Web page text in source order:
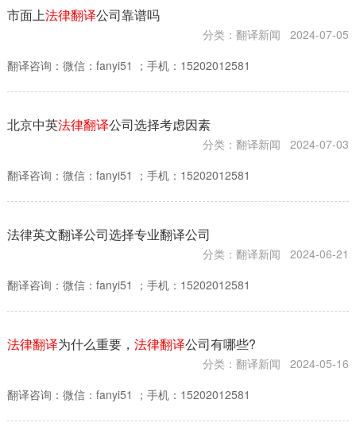
市面上法律翻译公司靠谱吗
分类：翻译新闻
2024-07-05
翻译咨询：微信：fanyi51 ；手机：15202012581
北京中英法律翻译公司选择考虑因素
分类：翻译新闻
2024-07-03
翻译咨询：微信：fanyi51 ；手机：15202012581
法律英文翻译公司选择专业翻译公司
分类：翻译新闻
2024-06-21
翻译咨询：微信：fanyi51 ；手机：15202012581
法律翻译为什么重要， 法律翻译公司有哪些?
分类：翻译新闻
2024-05-16
翻译咨询：微信：fanyi51 ；手机：15202012581